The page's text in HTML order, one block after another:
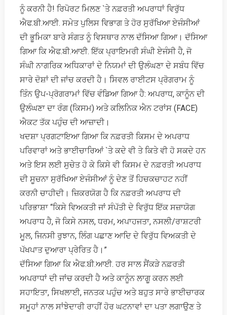
ਨੂੰ ਕਰਨੀ ਹੈ! ਰਿਪੋਰਟ ਮਿਲਣ `ਤੇ ਨਫ਼ਰਤੀ ਅਪਰਾਧਾਂ ਵਿਰੁੱਧ
ਐਫ.ਬੀ.ਆਈ. ਸਮੇਤ ਪੁਲਿਸ ਵਿਭਾਗ ਤੇ ਹੋਰ ਸੁਰੱਖਿਆ ਏਜੰਸੀਆਂ
ਦੀ ਭੂਮਿਕਾ ਬਾਰੇ ਸੰਗਤ ਨੂੰ ਵਿਸਥਾਰ ਨਾਲ ਦੱਸਿਆ ਗਿਆ। ਦੱਸਿਆ
ਗਿਆ ਕਿ ਐਫ.ਬੀ.ਆਈ. ਇੱਕ ਪ੍ਰਾਇਮਰੀ ਸੰਘੀ ਏਜੰਸੀ ਹੈ, ਜੋ
ਸੰਘੀ ਨਾਗਰਿਕ ਅਧਿਕਾਰਾਂ ਦੇ ਨਿਯਮਾਂ ਦੀ ਉਲੰਘਣਾ ਦੇ ਸਬੰਧ ਵਿੱਚ
ਸਾਰੇ ਦੋਸ਼ਾਂ ਦੀ ਜਾਂਚ ਕਰਦੀ ਹੈ। ਸਿਵਲ ਰਾਈਟਸ ਪ੍ਰੋਗਰਾਮ ਨੂੰ
ਤਿੰਨ ਉਪ-ਪ੍ਰੋਗਰਾਮਾਂ ਵਿੱਚ ਵੰਡਿਆ ਗਿਆ ਹੈ: ਅਪਰਾਧ, ਕਾਨੂੰਨ ਦੀ
ਉਲੰਘਣਾ ਦਾ ਰੰਗ (ਕਿਸਮ) ਅਤੇ ਕਲਿਨਿਕ ਐਨ ਟਰਾਂਸ (FACE)
ਐਕਟ ਤੱਕ ਪਹੁੰਚ ਦੀ ਆਜ਼ਾਦੀ।
ਖਦਸ਼ਾ ਪ੍ਰਗਟਾਇਆ ਗਿਆ ਕਿ ਨਫ਼ਰਤੀ ਕਿਸਮ ਦੇ ਅਪਰਾਧ
ਪਰਿਵਾਰਾਂ ਅਤੇ ਭਾਈਚਾਰਿਆਂ `ਤੇ ਕਦੇ ਵੀ ਤੇ ਕਿਤੇ ਵੀ ਹੋ ਸਕਦੇ ਹਨ
ਅਤੇ ਇਸ ਲਈ ਸੁਚੇਤ ਹੋ ਕੇ ਕਿਸੇ ਵੀ ਕਿਸਮ ਦੇ ਨਫ਼ਰਤੀ ਅਪਰਾਧ
ਦੀ ਸੂਚਨਾ ਸੁਰੱਖਿਆ ਏਜੰਸੀਆਂ ਨੂੰ ਦੇਣ ਤੋਂ ਹਿਚਕਚਾਹਟ ਨਹੀਂ
ਕਰਨੀ ਚਾਹੀਦੀ। ਜ਼ਿਕਰਯੋਗ ਹੈ ਕਿ ਨਫ਼ਰਤੀ ਅਪਰਾਧ ਦੀ
ਪਰਿਭਾਸ਼ਾ “ਕਿਸੇ ਵਿਅਕਤੀ ਜਾਂ ਸੰਪੱਤੀ ਦੇ ਵਿਰੁੱਧ ਇੱਕ ਸਜ਼ਾਯੋਗ
ਅਪਰਾਧ ਹੈ, ਜੋ ਕਿਸੇ ਨਸਲ, ਧਰਮ, ਅਪਾਹਜਤਾ, ਨਸਲੀ/ਰਾਸ਼ਟਰੀ
ਮੂਲ, ਜਿਨਸੀ ਰੁਝਾਨ, ਲਿੰਗ ਪਛਾਣ ਆਦਿ ਦੇ ਵਿਰੁੱਧ ਵਿਅਕਤੀ ਦੇ
ਪੱਖਪਾਤ ਦੁਆਰਾ ਪ੍ਰੇਰਿਤ ਹੈ।”
ਦੱਸਿਆ ਗਿਆ ਕਿ ਐਫ.ਬੀ.ਆਈ. ਹਰ ਸਾਲ ਸੈਂਕੜੇ ਨਫ਼ਰਤੀ
ਅਪਰਾਧਾਂ ਦੀ ਜਾਂਚ ਕਰਦੀ ਹੈ ਅਤੇ ਕਾਨੂੰਨ ਲਾਗੂ ਕਰਨ ਲਈ
ਸਹਾਇਤਾ, ਸਿਖਲਾਈ, ਜਨਤਕ ਪਹੁੰਚ ਅਤੇ ਬਹੁਤ ਸਾਰੇ ਭਾਈਚਾਰਕ
ਸਮੂਹਾਂ ਨਾਲ ਸਾਂਝੇਦਾਰੀ ਰਾਹੀਂ ਹੋਰ ਘਟਨਾਵਾਂ ਦਾ ਪਤਾ ਲਗਾਉਣ ਤੇ